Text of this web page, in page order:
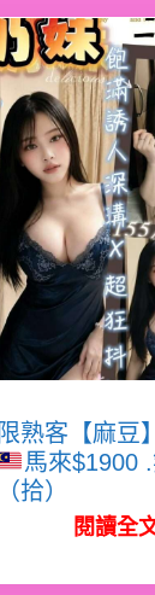
限熟客【麻豆
馬來$1900
（拾）
閱讀全